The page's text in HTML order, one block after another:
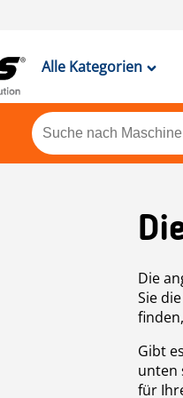
Alle Kategorien
Die
Sie
Gibt
unten
für